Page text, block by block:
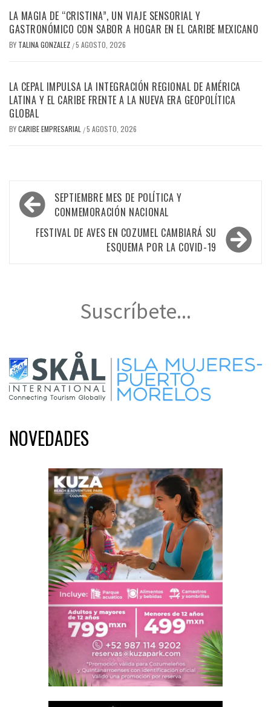
LA MAGIA DE “CRISTINA”, UN VIAJE SENSORIAL Y
GASTRONÓMICO CON SABOR A HOGAR EN EL CARIBE MEXICANO
BY TALINA GONZALEZ /5 AGOSTO, 2026
LA CEPAL IMPULSA LA INTEGRACIÓN REGIONAL DE AMÉRICA
LATINA Y EL CARIBE FRENTE A LA NUEVA ERA GEOPOLÍTICA
GLOBAL
BYCARIBE EMPRESARIAL /5 AGOSTO, 2026
Navegación
de
entradas
SEPTIEMBRE MES DE POLÍTICA Y
CONMEMORACIÓN NACIONAL
FESTIVAL DE AVES EN COZUMEL CAMBIARÁ SU
ESQUEMA POR LA COVID-19
Suscríbete...
NOVEDADES